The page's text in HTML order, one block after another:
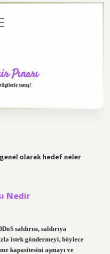
Pınarı
tanış!
genel olarak hedef neler
Nedir
saldırısı, saldırıya
istek göndermeyi, böylece
kapasitesini aşmayı ve